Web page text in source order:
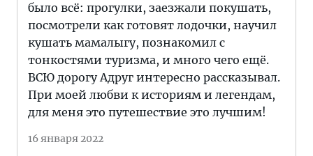
было всё: прогулки, заезжали покушать,
посмотрели как готовят лодочки, научил
кушать мамалыгу, познакомил с
тонкостями туризма, и много чего ещё.
ВСЮ дорогу Адруг интересно рассказывал.
При моей любви к историям и легендам,
для меня это путешествие это лучшим!
16 января 2022